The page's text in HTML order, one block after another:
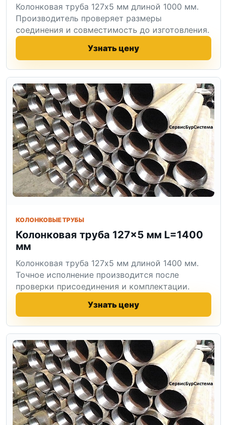
Колонковая труба 127x5 мм длиной 1000 мм.
Производитель проверяет размеры
соединения и совместимость до изготовления.
Узнать цену
КОЛОНКОВЫЕ ТРУБЫ
Колонковая труба 127×5 мм L=1400
мм
Колонковая труба 127x5 мм длиной 1400 мм.
Точное исполнение производится после
проверки присоединения и комплектации.
Узнать цену